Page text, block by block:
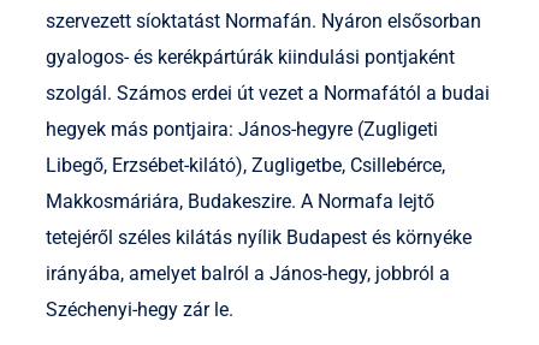
szervezett síoktatást Normafán. Nyáron elsősorban
gyalogos- és kerékpártúrák kiindulási pontjaként
szolgál. Számos erdei út vezet a Normafától a budai
hegyek más pontjaira: János-hegyre (Zugligeti
Libegő, Erzsébet-kilátó), Zugligetbe, Csillebérce,
Makkosmáriára, Budakeszire. A Normafa lejtő
tetejéről széles kilátás nyílik Budapest és környéke
irányába, amelyet balról a János-hegy, jobbról a
Széchenyi-hegy zár le.